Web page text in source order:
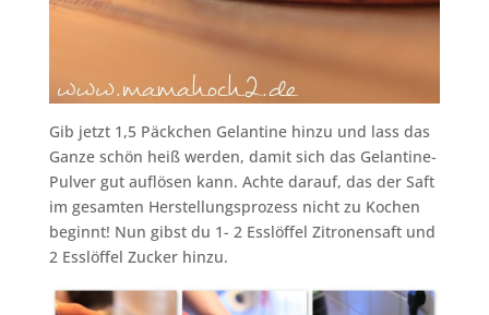
Gib jetzt 1,5 Päckchen Gelantine hinzu und lass das
Ganze schön heiß werden, damit sich das Gelantine-
Pulver gut auflösen kann. Achte darauf, das der Saft
im gesamten Herstellungsprozess nicht zu Kochen
beginnt! Nun gibst du 1- 2 Esslöffel Zitronensaft und
2 Esslöffel Zucker hinzu.